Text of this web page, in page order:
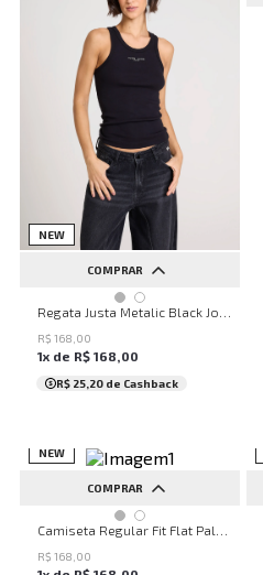
NEW
COMPRAR
P M G GG
R$ 168 00
1x de R$ 168,00
R$ 25,20 de Cashback
NEW
COMPRAR
P M G GG
R$ 168 00